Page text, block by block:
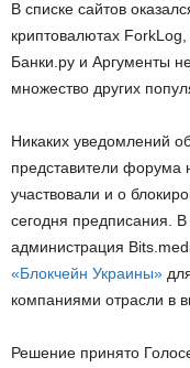
В списке сайтов
криптовалютах
Банки.ру и Аргументы
множество других
Никаких уведомлений
представители форума
участвовали и о
сегодня предписания. В
администрация
«Блокчейн Украины»
компаниями отрасли в
Решение принято